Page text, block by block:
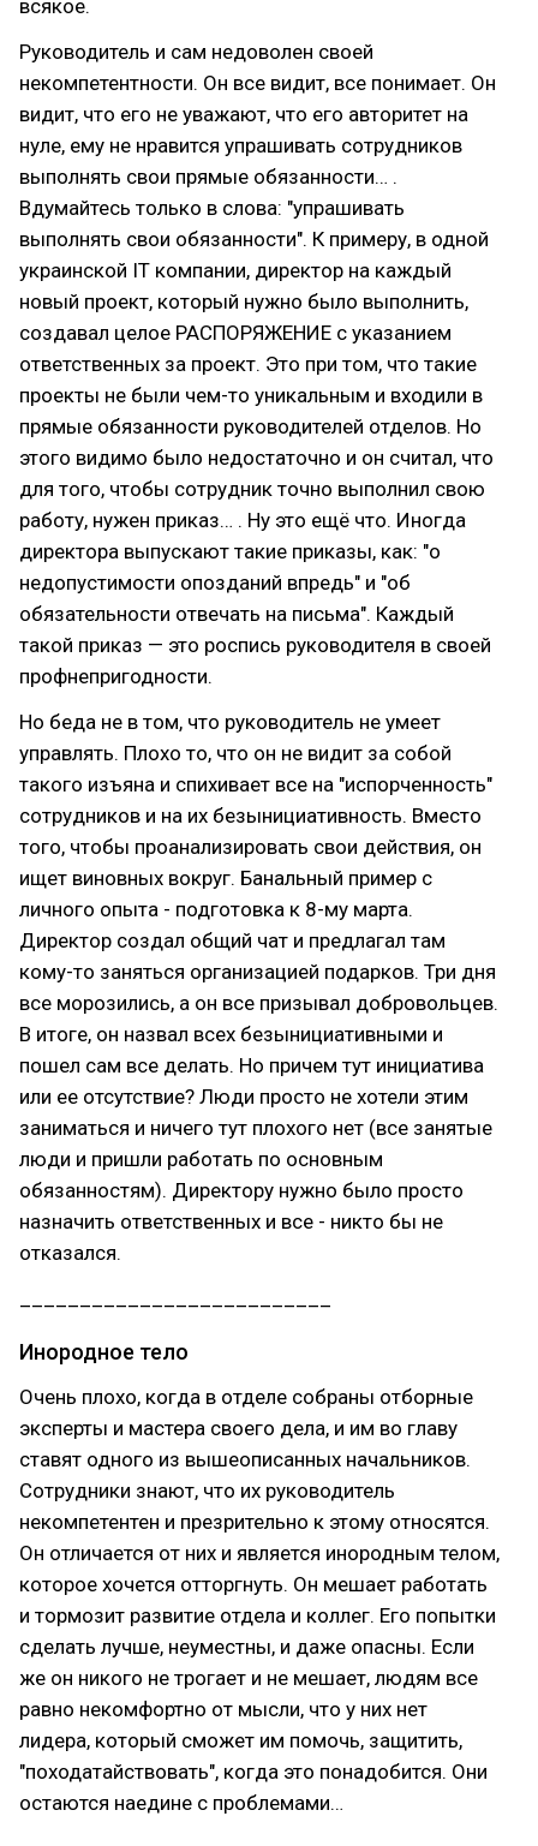
всякое.
Руководитель и сам недоволен своей
некомпетентности. Он все видит, все понимает. Он
видит, что его не уважают, что его авторитет на
нуле, ему не нравится упрашивать сотрудников
выполнять свои прямые обязанности… .
Вдумайтесь только в слова: "упрашивать
выполнять свои обязанности". К примеру, в одной
украинской IT компании, директор на каждый
новый проект, который нужно было выполнить,
создавал целое РАСПОРЯЖЕНИЕ с указанием
ответственных за проект. Это при том, что такие
проекты не были чем-то уникальным и входили в
прямые обязанности руководителей отделов. Но
этого видимо было недостаточно и он считал, что
для того, чтобы сотрудник точно выполнил свою
работу, нужен приказ… . Ну это ещё что. Иногда
директора выпускают такие приказы, как: "о
недопустимости опозданий впредь" и "об
обязательности отвечать на письма". Каждый
такой приказ — это роспись руководителя в своей
профнепригодности.
Но беда не в том, что руководитель не умеет
управлять. Плохо то, что он не видит за собой
такого изъяна и спихивает все на "испорченность"
сотрудников и на их безынициативность. Вместо
того, чтобы проанализировать свои действия, он
ищет виновных вокруг. Банальный пример с
личного опыта - подготовка к 8-му марта.
Директор создал общий чат и предлагал там
кому-то заняться организацией подарков. Три дня
все морозились, а он все призывал добровольцев.
В итоге, он назвал всех безынициативными и
пошел сам все делать. Но причем тут инициатива
или ее отсутствие? Люди просто не хотели этим
заниматься и ничего тут плохого нет (все занятые
люди и пришли работать по основным
обязанностям). Директору нужно было просто
назначить ответственных и все - никто бы не
отказался.
Инородное тело
Очень плохо, когда в отделе собраны отборные
эксперты и мастера своего дела, и им во главу
ставят одного из вышеописанных начальников.
Сотрудники знают, что их руководитель
некомпетентен и презрительно к этому относятся.
Он отличается от них и является инородным телом,
которое хочется отторгнуть. Он мешает работать
и тормозит развитие отдела и коллег. Его попытки
сделать лучше, неуместны, и даже опасны. Если
же он никого не трогает и не мешает, людям все
равно некомфортно от мысли, что у них нет
лидера, который сможет им помочь, защитить,
"походатайствовать", когда это понадобится. Они
остаются наедине с проблемами…